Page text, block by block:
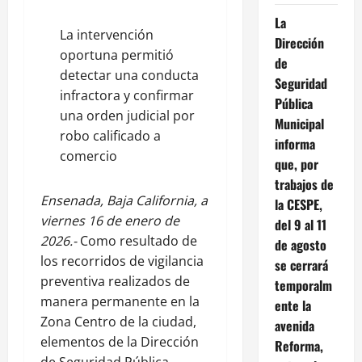
La intervención
oportuna permitió
detectar una conducta
infractora y confirmar
una orden judicial por
robo calificado a
comercio
Ensenada, Baja California, a
viernes 16 de enero de
2026.-Como resultado de
los recorridos de vigilancia
preventiva realizados de
manera permanente en la
Zona Centro de la ciudad,
elementos de la Dirección
La
Dirección
de
Seguridad
Pública
Municipal
informa
que, por
trabajos de
la CESPE,
del 9 al 11
de agosto
se cerrará
temporalm
ente la
avenida
Reforma,